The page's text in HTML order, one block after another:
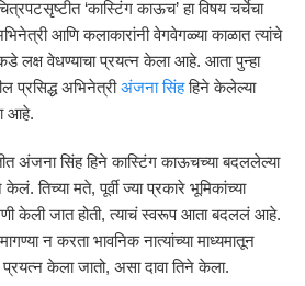
‘कास्टिंग काऊच’ हा विषय चर्चेचा
आणि कलाकारांनी वेगवेगळ्या काळात त्यांचे
लक्ष वेधण्याचा प्रयत्न केला आहे. आता पुन्हा
प्रसिद्ध अभिनेत्रीअंजना सिंहहिने केलेल्या
आहे.
अंजना सिंह हिने कास्टिंग काऊचच्या बदललेल्या
तिच्या मते, पूर्वी ज्या प्रकारे भूमिकांच्या
केली जात होती, त्याचं स्वरूप आता बदललं आहे.
न करता भावनिक नात्यांच्या माध्यमातून
प्रयत्न केला जातो, असा दावा तिने केला.